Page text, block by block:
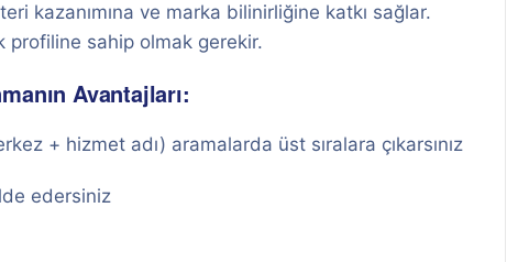
kazanımına ve marka bilinirliğine katkı sağlar.
sahip olmak gerekir.
Avantajları:
+ hizmet adı) aramalarda üst sıralara çıkarsınız
edersiniz